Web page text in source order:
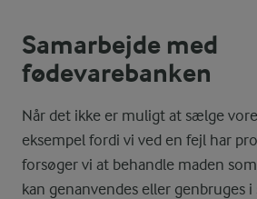
Samarbejde med
fødevarebanken
Når det ikke er muligt at sælge
eksempel fordi vi ved en fejl har
forsøger vi at behandle maden
kan genanvendes eller genbruges